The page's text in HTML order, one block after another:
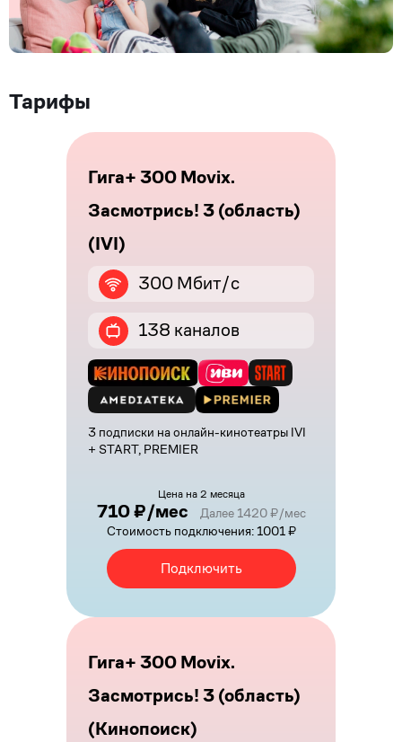
Тарифы
Гига+ 300 Movix.
Засмотрись! 3 (область)
(IVI)
300 Мбит/с
138 каналов
3 подписки на онлайн-кинотеатры IVI
+ START, PREMIER
Цена на 2 месяца
710 ₽/мес
Далее 1420 ₽/мес
Стоимость подключения: 1001 ₽
Подключить
Гига+ 300 Movix.
Засмотрись! 3 (область)
(Кинопоиск)